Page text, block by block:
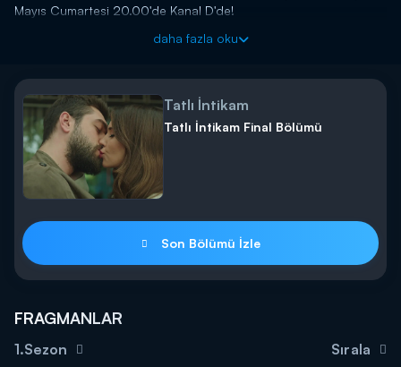
Mayıs Cumartesi 20.00'de Kanal D'de!
daha fazla oku
Tatlı İntikam
Tatlı İntikam Final Bölümü
Son Bölümü İzle
FRAGMANLAR
1.Sezon Sırala